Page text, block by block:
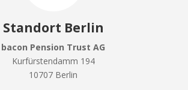
Standort Berlin
bacon Pension Trust AG
Kurfürstendamm 194
10707 Berlin